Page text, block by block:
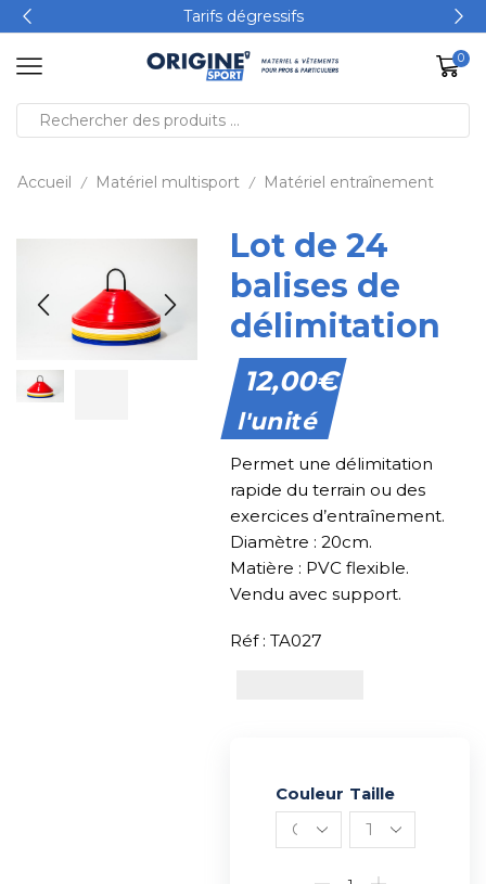
Tarifs dégressifs
0
Accueil / Matériel multisport / Matériel entraînement
Lot de 24
balises de
délimitation
12,00€
l'unité
Permet une délimitation
rapide du terrain ou des
exercices d’entraînement.
Diamètre : 20cm.
Matière : PVC flexible.
Vendu avec support.
Réf : TA027
Couleur Taille
Alternative: